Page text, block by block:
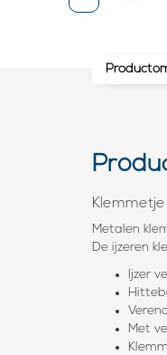
Metalen
De ijzeren
Ijzer
Met